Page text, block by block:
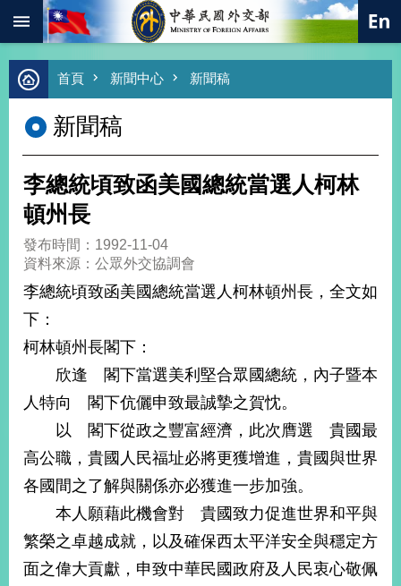
跳到主要內容區塊
進
階
尋
熱
總
合
外
交
價
值
經
日
不
落
國
海
和
平
首頁 新聞中心 新聞稿
新聞稿
李總統頃致函美國總統當選人柯林
頓州長
發布時間：1992-11-04
資料來源：公眾外交協調會
李總統頃致函美國總統當選人柯林頓州長，全文如
下：
柯林頓州長閣下：
欣逢 閣下當選美利堅合眾國總統，內子暨本
人特向 閣下伉儷申致最誠摯之賀忱。
以 閣下從政之豐富經濟，此次膺選 貴國最
高公職，貴國人民福址必將更獲增進，貴國與世界
各國間之了解與關係亦必獲進一步加強。
本人願藉此機會對 貴國致力促進世界和平與
繁榮之卓越成就，以及確保西太平洋安全與穩定方
面之偉大貢獻，申致中華民國政府及人民衷心敬佩